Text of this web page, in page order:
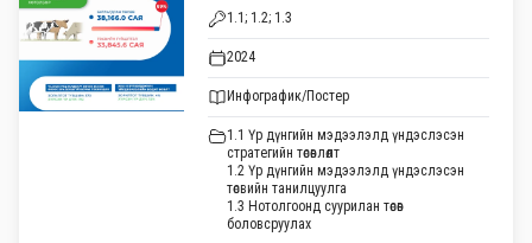
1.1; 1.2; 1.3
2024
Инфографик/Постер
1.1 Үр дүнгийн мэдээлэлд үндэслэсэн
стратегийн төсөвлөлт
1.2 Үр дүнгийн мэдээлэлд үндэслэсэн
төсвийн танилцуулга
1.3 Нотолгоонд суурилан төсөв
боловсруулах